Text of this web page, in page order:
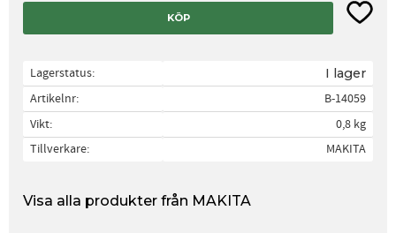
KÖP Lägg
Lagerstatus I lager
Artikelnr
B-14059
Vikt
0,8 kg
Tillverkare
MAKITA
Visa alla produkter från MAKITA